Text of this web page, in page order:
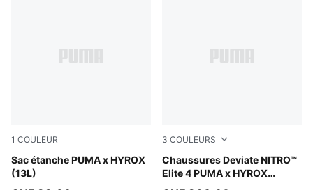
1 COULEUR
Sac étanche PUMA x HYROX
(13L)
Puma Black
3 COULEURS
Chaussures Deviate NITRO™
Elite 4 PUMA x HYROX
PUMA White-PUMA Black